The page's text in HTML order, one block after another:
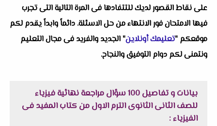
على نقاط القصور لديك للتتفادها فى المرة التالية التى تجرب
فيها الامتحان فور الانتهاء من حل الاسئلة. دائماً وابداً يقدم لكم
موقعكم "تعليمك أونلاين" الجديد والفريد فى مجال التعليم
ونتمنى لكم دوام التوفيق والنجاح.
بيانات و تفاصيل 100 سؤال مراجعة نهائية فيزياء
للصف الثانى الثانوى الترم الاول من كتاب المفيد فى
الفيزياء :